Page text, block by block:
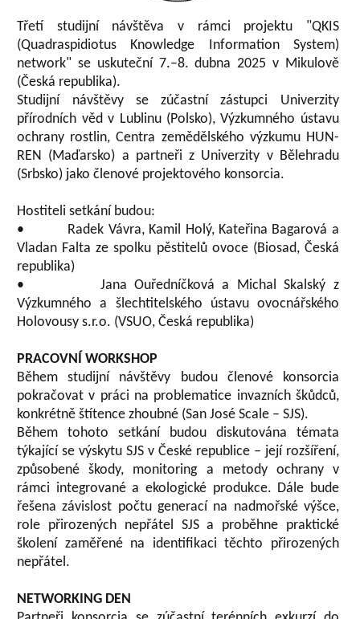
Třetí studijní návštěva v rámci projektu "QKIS
(Quadraspidiotus Knowledge Information System)
network" se uskuteční 7.–8. dubna 2025 v Mikulově
(Česká republika).
Studijní návštěvy se zúčastní zástupci Univerzity
přírodních věd v Lublinu (Polsko), Výzkumného ústavu
ochrany rostlin, Centra zemědělského výzkumu HUN-
REN (Maďarsko) a partneři z Univerzity v Bělehradu
(Srbsko) jako členové projektového konsorcia.
Hostiteli setkání budou:
• Radek Vávra, Kamil Holý, Kateřina Bagarová a
Vladan Falta ze spolku pěstitelů ovoce (Biosad, Česká
republika)
• Jana Ouředníčková a Michal Skalský z
Výzkumného a šlechtitelského ústavu ovocnářského
Holovousy s.r.o. (VSUO, Česká republika)
PRACOVNÍ WORKSHOP
Během studijní návštěvy budou členové konsorcia
pokračovat v práci na problematice invazních škůdců,
konkrétně štítence zhoubné (San José Scale – SJS).
Během tohoto setkání budou diskutována témata
týkající se výskytu SJS v České republice – její rozšíření,
způsobené škody, monitoring a metody ochrany v
rámci integrované a ekologické produkce. Dále bude
řešena závislost počtu generací na nadmořské výšce,
role přirozených nepřátel SJS a proběhne praktické
školení zaměřené na identifikaci těchto přirozených
nepřátel.
NETWORKING DEN